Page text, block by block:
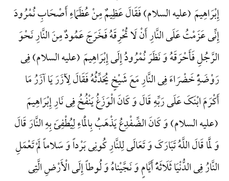
إِبْرَاهِیمَ (علیه السلام) فَقَالَ عَظِیمٌ مِنْ عُظَمَاءِ أَصْحَابِ نُمْرُودَ
إِنِّی عَزَمْتُ عَلَی النَّارِ أَنْ لَا تُحْرِقَهُ فَخَرَجَ عَمُودٌ مِنَ النَّارِ نَحْوَ
الرَّجُلِ فَأَحْرَقَهُ وَ نَظَرَ نُمْرُودُ إِلَی إِبْرَاهِیمَ (علیه السلام) فِی
رَوْضَهًٍْ خَضْرَاءَ فِی النَّارِ مَعَ شَیْخٍ یُحَدِّثُهُ فَقَالَ لِآزَرَ یَا آزَرُ مَا
أَکْرَمَ ابْنَکَ عَلَی رَبِّهِ قَالَ وَ کَانَ الْوَزَغُ یَنْفُخُ فِی نَارِ إِبْرَاهِیمَ
(علیه السلام) وَ کَانَ الضِّفْدِعُ یَذْهَبُ بِالْمَاءِ لِیُطْفِئَ بِهِ النَّارَ قَالَ
وَ لَمَّا قَالَ اللَّهُ تَبَارَکَ وَ تَعَالَی لِلنَّارِ کُونِی بَرْداً وَ سَلاماً لَمْ تَعْمَلِ
النَّارُ فِی الدُّنْیَا ثَلَاثَهًَْ أَیَّامٍ وَ نَجَّیْناهُ وَ لُوطاً إِلَی الْأَرْضِ الَّتِی